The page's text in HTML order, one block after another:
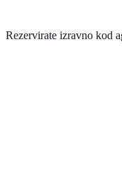
Rezervirate izravno kod